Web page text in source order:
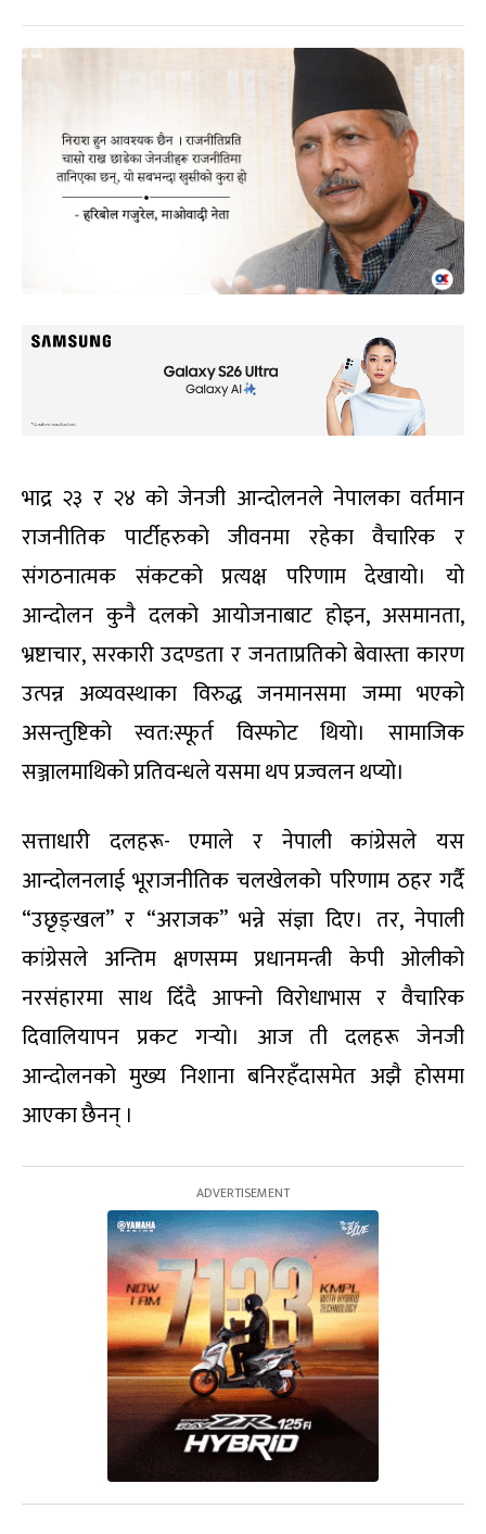
भाद्र २३ र २४ को जेनजी आन्दोलनले नेपालका वर्तमान
राजनीतिक पार्टीहरुको जीवनमा रहेका वैचारिक र
संगठनात्मक संकटको प्रत्यक्ष परिणाम देखायो। यो
आन्दोलन कुनै दलको आयोजनाबाट होइन, असमानता,
भ्रष्टाचार, सरकारी उदण्डता र जनताप्रतिको बेवास्ता कारण
उत्पन्न अव्यवस्थाका विरुद्ध जनमानसमा जम्मा भएको
असन्तुष्टिको स्वत:स्फूर्त विस्फोट थियो। सामाजिक
सञ्जालमाथिको प्रतिवन्धले यसमा थप प्रज्वलन थप्यो।
सत्ताधारी दलहरू- एमाले र नेपाली कांग्रेसले यस
आन्दोलनलाई भूराजनीतिक चलखेलको परिणाम ठहर गर्दै
“उछृङ्खल” र “अराजक” भन्ने संज्ञा दिए। तर, नेपाली
कांग्रेसले अन्तिम क्षणसम्म प्रधानमन्त्री केपी ओलीको
नरसंहारमा साथ दिँदै आफ्नो विरोधाभास र वैचारिक
दिवालियापन प्रकट गर्‍यो। आज ती दलहरू जेनजी
आन्दोलनको मुख्य निशाना बनिरहँदासमेत अझै होसमा
आएका छैनन् ।